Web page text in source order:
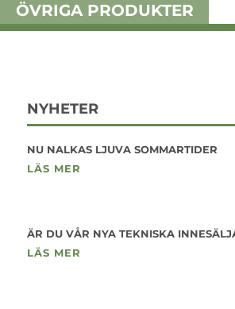
ÖVRIGA PRODUKTER
NYHETER
NU NALKAS LJUVA SOMMARTIDER
LÄS MER
ÄR DU VÅR NYA TEKNISKA
LÄS MER